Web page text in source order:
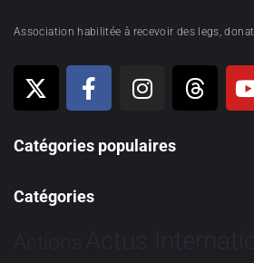
Association habilitée à recevoir des legs,
Catégories populaires
Catégories
Actions Actus